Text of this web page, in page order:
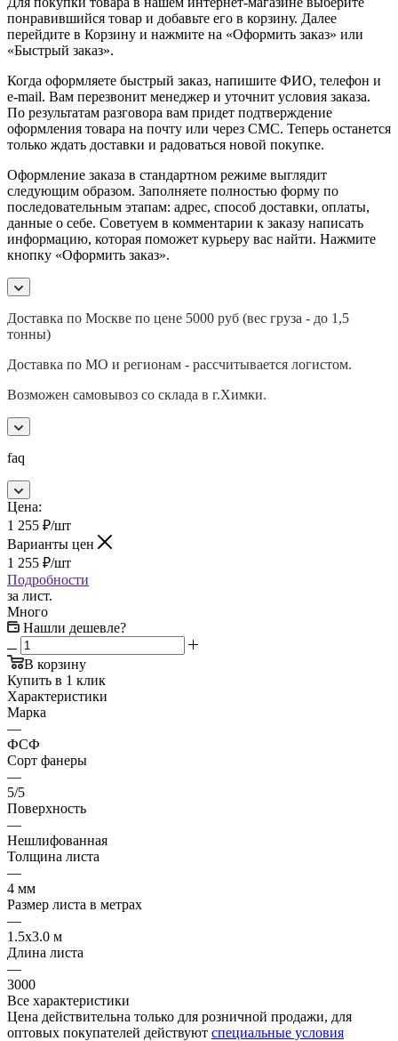
понравившийся товар и добавьте его в корзину. Далее
перейдите в Корзину и нажмите на «Оформить заказ» или
«Быстрый заказ».
Когда оформляете быстрый заказ, напишите ФИО, телефон и
e-mail. Вам перезвонит менеджер и уточнит условия заказа.
По результатам разговора вам придет подтверждение
оформления товара на почту или через СМС. Теперь останется
только ждать доставки и радоваться новой покупке.
Оформление заказа в стандартном режиме выглядит
следующим образом. Заполняете полностью форму по
последовательным этапам: адрес, способ доставки, оплаты,
данные о себе. Советуем в комментарии к заказу написать
информацию, которая поможет курьеру вас найти. Нажмите
кнопку «Оформить заказ».
Доставка по Москве по цене 5000 руб (вес груза - до 1,5
тонны)
Доставка по МО и регионам - рассчитывается логистом.
Возможен самовывоз со склада в г.Химки.
faq
Цена:
1 255 ₽/шт
Варианты цен
1 255 ₽/шт
Подробности
за лист.
Много
Нашли дешевле?
В корзину
Купить в 1 клик
Характеристики
Марка
—
ФСФ
Сорт фанеры
—
5/5
Поверхность
—
Нешлифованная
Толщина листа
—
4 мм
Размер листа в метрах
—
1.5x3.0 м
Длина листа
—
3000
Все характеристики
Цена действительна только для розничной продажи, для
оптовых покупателей действуют специальные условия